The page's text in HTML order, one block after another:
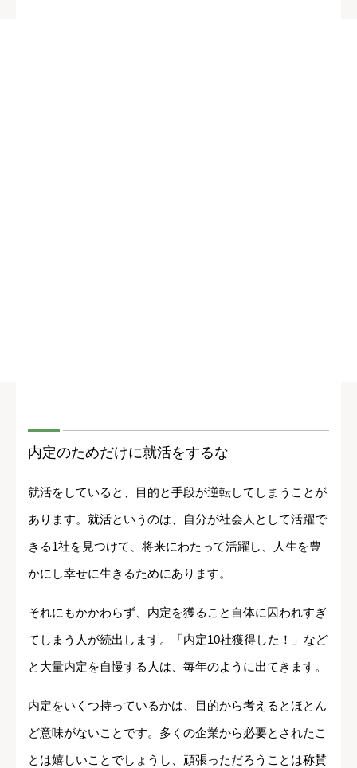
内定のためだけに就活をするな
就活をしていると、目的と手段が逆転してしまうことが
あります。就活というのは、自分が社会人として活躍で
きる1社を見つけて、将来にわたって活躍し、人生を豊
かにし幸せに生きるためにあります。
それにもかかわらず、内定を獲ること自体に囚われすぎ
てしまう人が続出します。「内定10社獲得した！」など
と大量内定を自慢する人は、毎年のように出てきます。
内定をいくつ持っているかは、目的から考えるとほとん
ど意味がないことです。多くの企業から必要とされたこ
とは嬉しいことでしょうし、頑張っただろうことは称賛